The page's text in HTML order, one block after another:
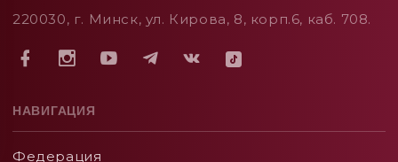
220030, г. Минск, ул. Кирова, 8, корп.6, каб. 708.
НАВИГАЦИЯ
Федерация